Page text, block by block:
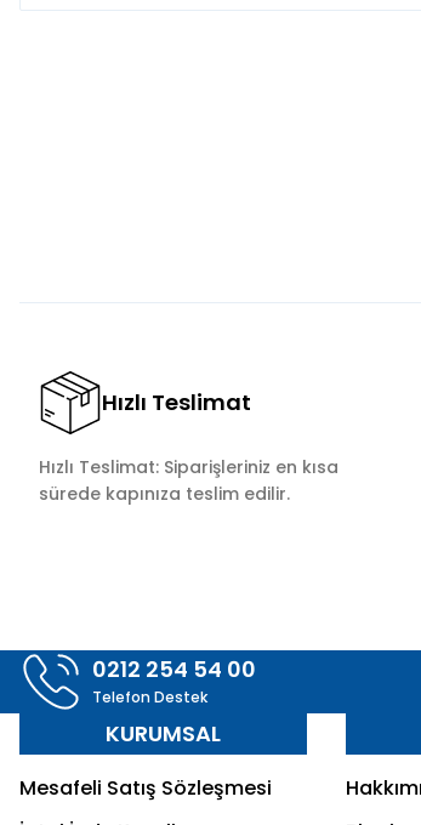
Hızlı Teslimat
Hızlı Teslimat: Siparişleriniz en kısa
sürede kapınıza teslim edilir.
0212 254 54 00
Telefon Destek
KURUMSAL
Mesafeli Satış Sözleşmesi